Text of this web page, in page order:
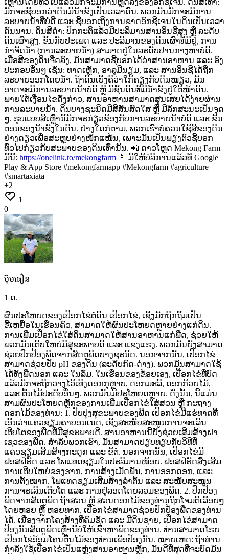
ເຫຼົ່ານີ້ໂດຍທົ່ວໄປແລ້ວມັກຈະມີການຫຼຸດລົງຂອງອົກຊີເຈນ. ດິນສີເທົາ:
ມັກຈະຊີ້ບອກວ່າດິນມີນ້ຳຂັງເປັນເວລາດົນ. ພວກມັນມັກຈະມີການ
ລະບາຍນ້ຳທີ່ບໍ່ດີ ແລະ ຊີ້ບອກເຖິງການຂາດອົກຊີເຈນໃນດິນເປັນເວລາ
ດົນນານ. ດິນສີດຳ: ປົກກະຕິແລ້ວມີປະລິມານສານອິນຊີສູງ ຫຼື ລະດັບ
ດິນເຜົາສູງ. ຂຶ້ນກັບປະເພດ ແລະ ປະລິມານຂອງດິນເຜົາທີ່ມີຢູ່, ການ
ກຳຈັດນ້ຳ (ການລະບາຍນ້ຳ) ສາມາດຢູ່ໃນລະດັບປານກາງຫາບໍ່ດີ.
ເມື່ອສີຂອງດິນຈືດລົງ, ມັນສາມາດຊີ້ບອກໄດ້ວ່າສານອາຫານ ແລະ ອົງ
ປະກອບອື່ນໆ ເຊັ່ນ: ທາດເຫຼັກ, ອາລູມີນຽມ, ແລະ ສານອິນຊີໄດ້ຖືກ
ລະບາຍອອກໂດຍນ້ຳ. ຖ້າດິນເບິ່ງຄືວ່າໃກ້ຄຽງກັບດິນໜຽວ, ມັນ
ອາດຈະມີການລະບາຍນ້ຳບໍ່ດີ ຫຼື ມີຊັ້ນດິນທີ່ມີນ້ຳຂັງຢູ່ໃຕ້ໜ້າດິນ.
ພາຍໃຕ້ເງື່ອນໄຂດັ່ງກ່າວ, ສານອາຫານສາມາດສູນເສຍໄດ້ງ່າຍຜ່ານ
ການລະບາຍນ້ຳ. ດິນບາງຊະນິດມີສີສັນສົດໃສ ຫຼື ມີລັກສະນະເປັນຈຸດ
ໆ. ຮູບແບບສີເຫຼົ່ານີ້ມັກຈະກ່ຽວຂ້ອງກັບການລະບາຍນ້ຳບໍ່ດີ ແລະ ຂັ້ນ
ຕອນຂອງນ້ຳຂັງໃນດິນ. ຢ່າງໃດກໍຕາມ, ພວກເຮົາບໍ່ຄວນໃຊ້ສີຂອງດິນ
ຢ່າງດຽວເພື່ອສະຫຼຸບຢ່າງໜັກແໜ້ນ, ເພາະມັນເປັນພຽງຕົວຊີ້ບອກ
ທົ່ວໄປກ່ຽວກັບສະພາບຂອງດິນເທົ່ານັ້ນ. 📲 ດາວໂຫຼດ Mekong Farm
ມື້ນີ້: https://onelink.to/mekongfarm 📱 ມີໃຫ້ບໍລິການແລ້ວທີ່ Google
Play & App Store #mekongfarmapp #Mekongfarm #agriculture
#smartaxiata
+2
1
0
ប៊ុមធឿន
1 ດ.
ຜົນປະໂຫຍດຂອງເປືອກໄຂ່ຕໍ່ດິນ ເປືອກໄຂ່, ເຊິ່ງມັກຖືກຖິ້ມເປັນ
ຂີ້ເຫຍື້ອໃນເຮືອນຄົວ, ສາມາດໃຫ້ຜົນປະໂຫຍດຫຼາຍຢ່າງແກ່ດິນ.
ການເພີ່ມເປືອກໄຂ່ໃສ່ດິນສາມາດໃຫ້ສານອາຫານແກ່ພືດ, ຊ່ວຍໃຫ້
ພວກມັນເຕີບໃຫຍ່ມີສຸຂະພາບດີ ແລະ ແຂງແຮງ. ພວກມັນຍັງສາມາດ
ຊ່ວຍປົກປ້ອງພືດຈາກສັດຕູພືດບາງຊະນິດ. ນອກຈາກນັ້ນ, ເປືອກໄຂ່
ສາມາດຊ່ວຍປັບ pH ຂອງດິນ (ລະດັບກົດ-ດ່າງ). ພວກມັນສາມາດໃຊ້
ໄດ້ທັງພືດນອກ ແລະ ໃນລົ່ມ. ໃນເຮືອນຂອງຂ້ອຍເອງ, ເປືອກໄຂ່ທີ່ບົດ
ແລ້ວມັກຈະຖືກວາງໄວ້ເທິງດອກກຸຫຼາບ, ດອກມະລິ, ດອກກ້ວຍໄມ້,
ແລະ ຕົ້ນໄມ້ປະດັບອື່ນໆ. ພວກມັນມີປະໂຫຍດຫຼາຍ. ດັ່ງນັ້ນ, ນີ້ແມ່ນ
ສາມຜົນປະໂຫຍດຫຼັກຂອງການເພີ່ມເປືອກໄຂ່ໃສ່ສວນ ຫຼື ກະຖາງ
ດອກໄມ້ຂອງທ່ານ: 1. ປັບປຸງສຸຂະພາບຂອງພືດ ເປືອກໄຂ່ມີແຮ່ທາດທີ່
ເອີ້ນວ່າແຄວຊຽມຄາບອນເນດ, ເຊິ່ງສະໜັບສະໜູນການຈະເລີນ
ເຕີບໂຕຂອງພືດທີ່ມີສຸຂະພາບດີ. ສານອາຫານນີ້ຍັງຊ່ວຍເສີມສ້າງຝາ
ເຊວຂອງພືດ. ສຳລັບພວກເຮົາ, ມັນສາມາດປຽບທຽບກັບວິທີທີ່
ແຄວຊຽມເສີມສ້າງກະດູກ ແລະ ຂໍ້ຕໍ່. ນອກຈາກນັ້ນ, ເປືອກໄຂ່ມີ
ຟອສຟໍຣັດ ແລະ ໂພແທດຊຽມໃນປະລິມານໜ້ອຍ. ຟອສຟໍຣັດສົ່ງເສີມ
ການເຕີບໃຫຍ່ຂອງຮາກ, ການສ້າງເມັດພັນ, ການອອກດອກ, ແລະ
ການຕັ້ງໝາກ. ໂພແທດຊຽມເສີມສ້າງລຳຕົ້ນ ແລະ ສະໜັບສະໜູນ
ການຈະເລີນເຕີບໂຕ ແລະ ການຢູ່ລອດໂດຍລວມຂອງພືດ. 2. ປົກປ້ອງ
ພືດຈາກສັດຕູພືດ ຖ້າສວນ ຫຼື ສວນດອກໄມ້ຂອງທ່ານຖືກໂຈມຕີເລື້ອຍໆ
ໂດຍຫອຍ ຫຼື ຫອຍທາກ, ເປືອກໄຂ່ສາມາດຊ່ວຍປົກປ້ອງພືດຂອງທ່ານ
ໄດ້. ເນື່ອງຈາກໂຄງສ້າງທີ່ຄົມຊັດ ແລະ ມີດິນຊາຍ, ເປືອກໄຂ່ສາມາດ
ປ້ອງກັນສັດຕູພືດເຫຼົ່ານີ້ບໍ່ໃຫ້ເຂົ້າຫາພືດຂອງທ່ານ. ທ່ານສາມາດໂຮຍ
ເປືອກໄຂ່ອ້ອມໂຄນຕົ້ນໄມ້ຂອງທ່ານເພື່ອປ້ອງກັນ. ໝາຍເຫດ: ຖ້າທ່ານ
ກຳລັງໃຊ້ເປືອກໄຂ່ເປັນແຫຼ່ງສານອາຫານຫຼັກ, ມັນດີທີ່ສຸດທີ່ຈະບົດມັນ